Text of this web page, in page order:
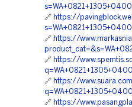
🔗 https://
🔗 https://
🔗 https://
🔗 https://
🔗 https://